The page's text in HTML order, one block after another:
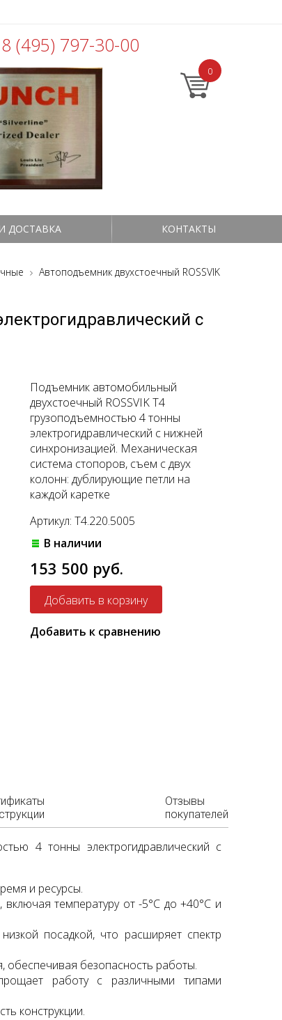
0
8 (495) 797-30-00
ДОСТАВКА КОНТАКТЫ
Автоподъемник двухстоечный ROSSVIK
с
Подъемник автомобильный
двухстоечный ROSSVIK T4
грузоподъемностью 4 тонны
электрогидравлический с нижней
синхронизацией. Механическая
система стопоров, съем с двух
колонн: дублирующие петли на
каждой каретке
Артикул: T4.220.5005
В наличии
153 500 руб.
Добавить к сравнению
Отзывы
покупателей
4 тонны электрогидравлический с
и ресурсы.
температуру от -5°C до +40°C и
посадкой, что расширяет спектр
обеспечивая безопасность работы.
работу с различными типами
конструкции.